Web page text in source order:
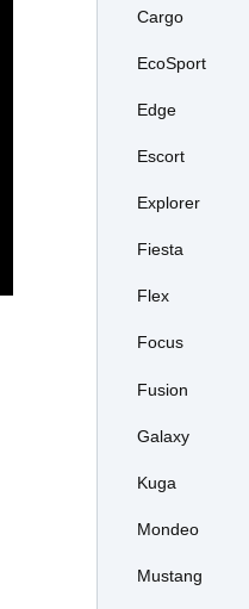
Cargo
EcoSport
Edge
Escort
Explorer
Fiesta
Flex
Focus
Fusion
Galaxy
Kuga
Mondeo
Mustang